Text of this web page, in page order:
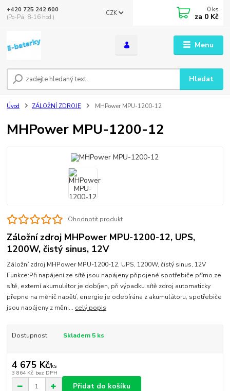
Menu
CZK
Hledat
+420 725 242 600
(Po-Pá, 8-16 hod.)
0 ks
za 0 Kč
Úvod ZÁLOŽNÍ ZDROJE MHPower MPU-1200-12
MHPower MPU-1200-12
Ohodnotit produkt
Záložní zdroj MHPower MPU-1200-12, UPS,
1200W, čistý sinus, 12V
Záložní zdroj MHPower MPU-1200-12, UPS, 1200W, čistý sinus, 12V
Funkce:Při napájení ze sítě jsou napájeny připojené spotřebiče přímo ze
sítě, externí akumulátor je dobíjen, při výpadku sítě zdroj automaticky
přepne na měnič napětí, energie je odebírána z akumulátoru, spotřebiče
jsou napájeny z měni... celý popis
Dostupnost Skladem 5 ks
4 675 Kč/ks
3 864 Kč bez DPH
Přidat do košíku